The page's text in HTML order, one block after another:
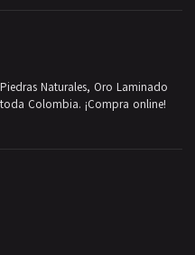
Naturales, Oro Laminado
Colombia. ¡Compra online!